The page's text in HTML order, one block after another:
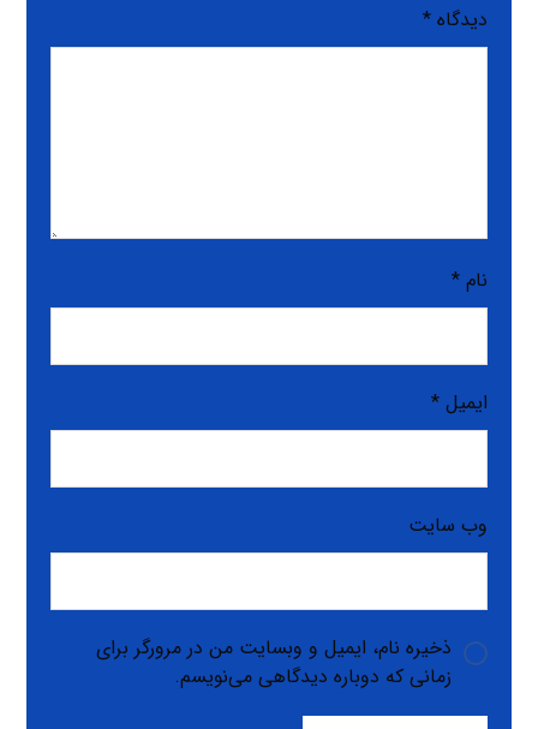
دیدگاه*
نام*
ایمیل*
وب‌ سایت
ذخیره نام، ایمیل و وبسایت من در مرورگر برای
زمانی که دوباره دیدگاهی می‌نویسم.